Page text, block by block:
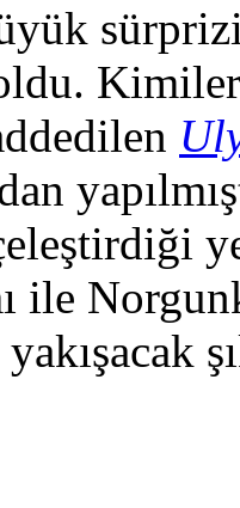
ile